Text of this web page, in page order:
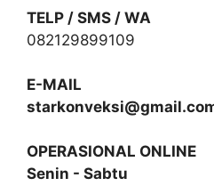
TELP / SMS / WA
082129899109
E-MAIL
OPERASIONAL ONLINE
Senin - Sabtu